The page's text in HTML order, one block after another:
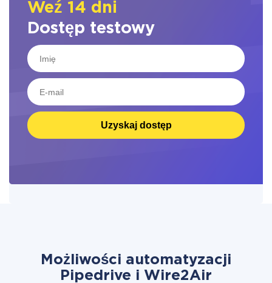
Weź 14 dni
Dostęp testowy
Uzyskaj dostęp
Możliwości automatyzacji
Pipedrive i Wire2Air